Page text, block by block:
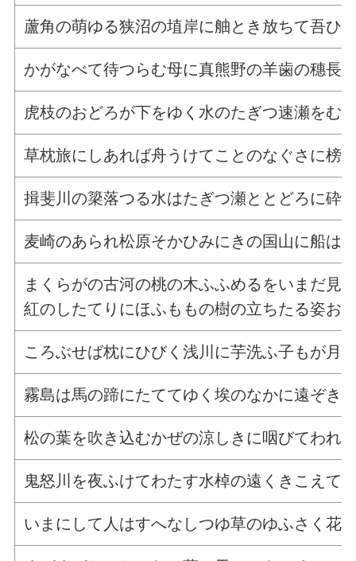
蘆角の萌ゆる狭沼の埴岸に舳とき放ちて吾ひ
かがなべて待つらむ母に真熊野の羊歯の穗長
虎枝のおどろが下をゆく水のたぎつ速瀬をむ
草枕旅にしあれば舟うけてことのなぐさに榜
揖斐川の簗落つる水はたぎつ瀬ととどろに砕
麦崎のあられ松原そかひみにきの国山に船は
まくらがの古河の桃の木ふふめるをいまだ見
紅のしたてりにほふももの樹の立ちたる姿お
ころぶせば枕にひびく浅川に芋洗ふ子もが月
霧島は馬の蹄にたててゆく埃のなかに遠ぞき
松の葉を吹き込むかぜの涼しきに咽びてわれ
鬼怒川を夜ふけてわたす水棹の遠くきこえて
いまにして人はすへなしつゆ草のゆふさく花